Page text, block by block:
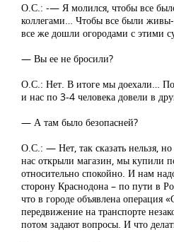
О.С.: -— Я молился, чтобы все
коллегами… Чтобы все были
все же дошли огородами с этими
— Вы ее не бросили?
О.С.: Нет. В итоге мы доехали…
и нас по 3-4 человека довели в
— А там было безопасней?
О.С.: — Нет, так сказать нельзя,
нас открыли магазин, мы купили
относительно спокойно. И нам
сторону Краснодона – по пути в
что в городе объявлена операция
передвижение на транспорте
потом задают вопросы. И что